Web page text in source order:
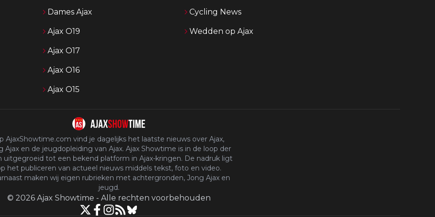
Dames Ajax
Ajax O19
Ajax O17
Ajax O16
Ajax O15
Cycling News
Wedden op Ajax
AjaxShowtime.com vind je dagelijks het laatste nieuws over Ajax,
Ajax en de jeugdopleiding van Ajax. Ajax Showtime is in de loop der
uitgegroeid tot een bekend platform in Ajax-kringen. De nadruk ligt
het publiceren van actueel nieuws middels tekst, foto en video.
maken wij eigen rubrieken met achtergronden, Jong Ajax en
jeugd.
© 2026 Ajax Showtime - Alle rechten voorbehouden